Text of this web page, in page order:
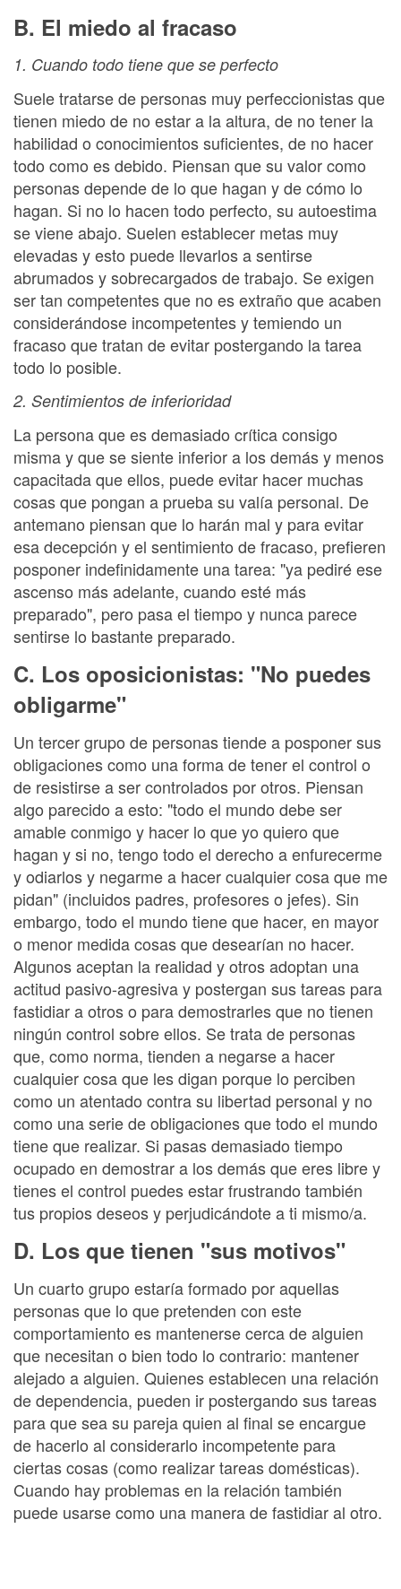
B. El miedo al fracaso
1. Cuando todo tiene que se perfecto
Suele tratarse de personas muy perfeccionistas que
tienen miedo de no estar a la altura, de no tener la
habilidad o conocimientos suficientes, de no hacer
todo como es debido. Piensan que su valor como
personas depende de lo que hagan y de cómo lo
hagan. Si no lo hacen todo perfecto, su autoestima
se viene abajo. Suelen establecer metas muy
elevadas y esto puede llevarlos a sentirse
abrumados y sobrecargados de trabajo. Se exigen
ser tan competentes que no es extraño que acaben
considerándose incompetentes y temiendo un
fracaso que tratan de evitar postergando la tarea
todo lo posible.
2. Sentimientos de inferioridad
La persona que es demasiado crítica consigo
misma y que se siente inferior a los demás y menos
capacitada que ellos, puede evitar hacer muchas
cosas que pongan a prueba su valía personal. De
antemano piensan que lo harán mal y para evitar
esa decepción y el sentimiento de fracaso, prefieren
posponer indefinidamente una tarea: "ya pediré ese
ascenso más adelante, cuando esté más
preparado", pero pasa el tiempo y nunca parece
sentirse lo bastante preparado.
C. Los oposicionistas: "No puedes
obligarme"
Un tercer grupo de personas tiende a posponer sus
obligaciones como una forma de tener el control o
de resistirse a ser controlados por otros. Piensan
algo parecido a esto: "todo el mundo debe ser
amable conmigo y hacer lo que yo quiero que
hagan y si no, tengo todo el derecho a enfurecerme
y odiarlos y negarme a hacer cualquier cosa que me
pidan" (incluidos padres, profesores o jefes). Sin
embargo, todo el mundo tiene que hacer, en mayor
o menor medida cosas que desearían no hacer.
Algunos aceptan la realidad y otros adoptan una
actitud pasivo-agresiva y postergan sus tareas para
fastidiar a otros o para demostrarles que no tienen
ningún control sobre ellos. Se trata de personas
que, como norma, tienden a negarse a hacer
cualquier cosa que les digan porque lo perciben
como un atentado contra su libertad personal y no
como una serie de obligaciones que todo el mundo
tiene que realizar. Si pasas demasiado tiempo
ocupado en demostrar a los demás que eres libre y
tienes el control puedes estar frustrando también
tus propios deseos y perjudicándote a ti mismo/a.
D. Los que tienen "sus motivos"
Un cuarto grupo estaría formado por aquellas
personas que lo que pretenden con este
comportamiento es mantenerse cerca de alguien
que necesitan o bien todo lo contrario: mantener
alejado a alguien. Quienes establecen una relación
de dependencia, pueden ir postergando sus tareas
para que sea su pareja quien al final se encargue
de hacerlo al considerarlo incompetente para
ciertas cosas (como realizar tareas domésticas).
Cuando hay problemas en la relación también
puede usarse como una manera de fastidiar al otro.